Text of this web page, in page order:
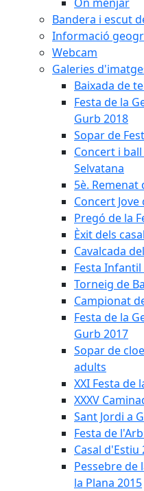
Bandera i escut
Informació
Webcam
Galeries
Baixada de
Festa de la
Gurb 2018
Sopar de
Concert i
Selvatana
5è. Remenat
Concert
Pregó de la
Èxit dels
Cavalcada
Festa
Torneig de
Campionat
Festa de la
Gurb 2017
Sopar de
adults
XXI Festa de
XXXV
Sant Jordi a
Festa de
Casal d'Estiu
Pessebre de
la Plana 2015